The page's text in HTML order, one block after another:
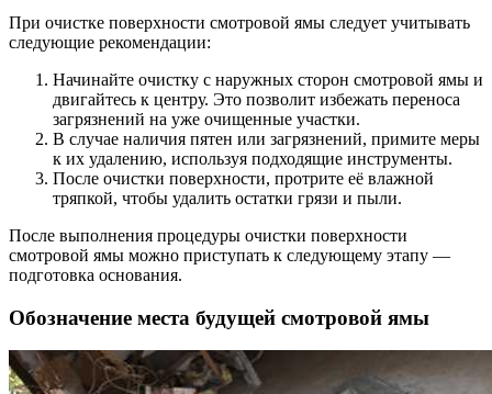
При очистке поверхности смотровой ямы следует учитывать
следующие рекомендации:
Начинайте очистку с наружных сторон смотровой ямы и
двигайтесь к центру. Это позволит избежать переноса
загрязнений на уже очищенные участки.
В случае наличия пятен или загрязнений, примите меры
к их удалению, используя подходящие инструменты.
После очистки поверхности, протрите её влажной
тряпкой, чтобы удалить остатки грязи и пыли.
После выполнения процедуры очистки поверхности
смотровой ямы можно приступать к следующему этапу —
подготовка основания.
Обозначение места будущей смотровой ямы